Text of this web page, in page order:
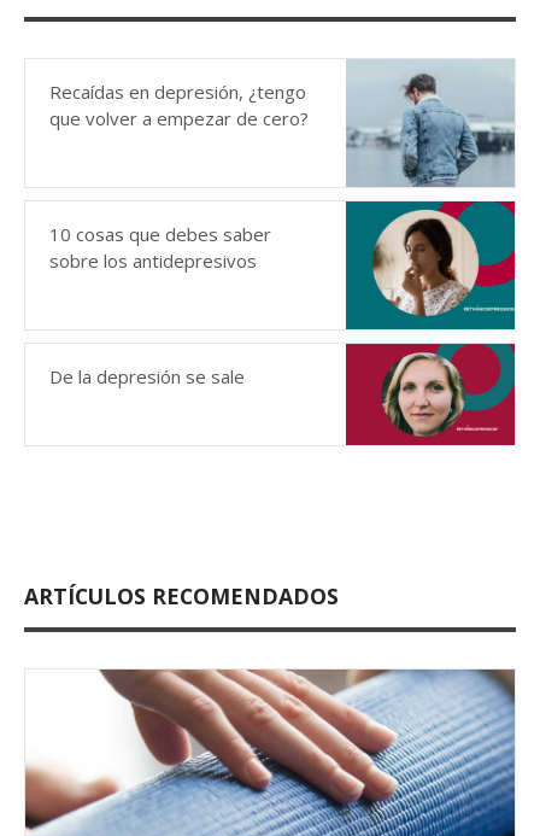
Recaídas en depresión, ¿tengo
que volver a empezar de cero?
10 cosas que debes saber
sobre los antidepresivos
De la depresión se sale
ARTÍCULOS RECOMENDADOS